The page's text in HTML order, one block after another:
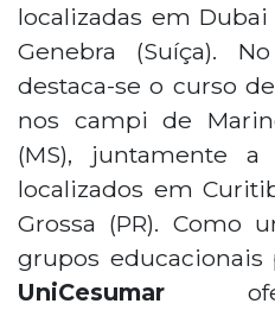
localizadas em
Genebra (Suíça).
destaca-se o curso
nos campi de
(MS), juntamente
localizados em
Grossa (PR). Como
grupos educacionais
UniCesumar